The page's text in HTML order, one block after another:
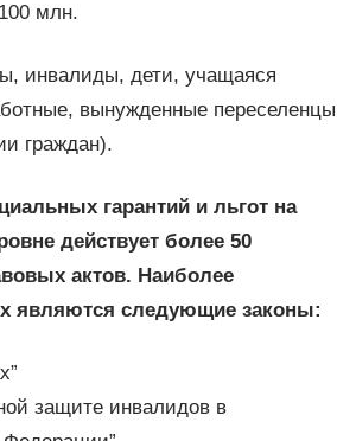
млн.
инвалиды, дети, учащаяся
вынужденные переселенцы
граждан).
гарантий и льгот на
действует более 50
актов. Наиболее
являются следующие законы:
защите инвалидов в